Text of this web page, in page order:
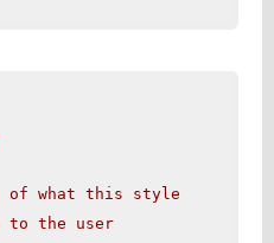
of what this
style
to the
user